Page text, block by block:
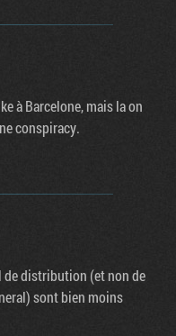
à Barcelone, mais la on
conspiracy.
de distribution (et non de
sont bien moins